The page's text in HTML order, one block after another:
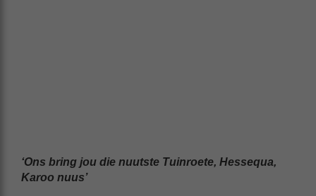
‘Ons bring jou die nuutste Tuinroete, Hessequa,
Karoo nuus’